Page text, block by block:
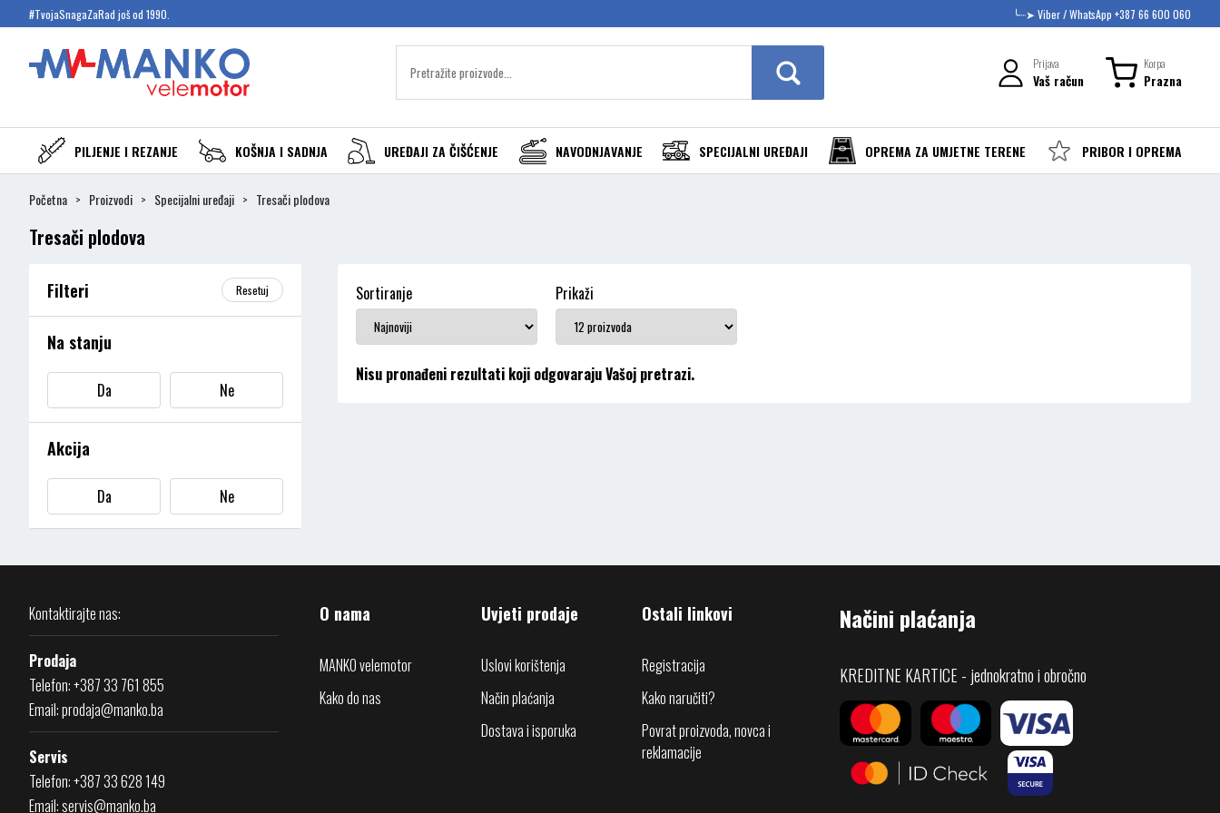
#TvojaSnagaZaRad još od 1990. ╰┈➤ Viber / WhatsApp +387 66 600 060
Prijava
Vaš račun
Korpa
Prazna
PILJENJE I REZANJE KOŠNJA I SADNJA UREĐAJI ZA ČIŠĆENJE NAVODNJAVANJE SPECIJALNI UREĐAJI OPREMA ZA UMJETNE TERENE PRIBOR I OPREMA
Početna Proizvodi Specijalni uređaji Tresači plodova
Tresači plodova
Filteri Resetuj
Na stanju
Da Ne
Akcija
Da Ne
Sortiranje Prikaži
Nisu pronađeni rezultati koji odgovaraju Vašoj pretrazi.
Kontaktirajte nas:
Prodaja
Telefon: +387 33 761 855
Email:prodaja@manko.ba
Servis
Telefon: +387 33 628 149
Email:servis@manko.ba
O nama
MANKO velemotor
Kako do nas
Uvjeti prodaje
Uslovi korištenja
Način plaćanja
Dostava i isporuka
Ostali linkovi
Registracija
Kako naručiti?
Povrat proizvoda, novca i
reklamacije
Načini plaćanja
KREDITNE KARTICE - jednokratno i obročno